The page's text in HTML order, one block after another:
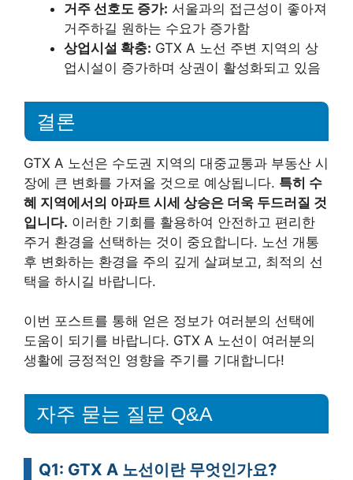
거주 선호도 증가: 서울과의 접근성이 좋아져
거주하길 원하는 수요가 증가함
상업시설 확충: GTX A 노선 주변 지역의 상
업시설이 증가하며 상권이 활성화되고 있음
결론
GTX A 노선은 수도권 지역의 대중교통과 부동산 시
장에 큰 변화를 가져올 것으로 예상됩니다. 특히 수
혜 지역에서의 아파트 시세 상승은 더욱 두드러질 것
입니다. 이러한 기회를 활용하여 안전하고 편리한
주거 환경을 선택하는 것이 중요합니다. 노선 개통
후 변화하는 환경을 주의 깊게 살펴보고, 최적의 선
택을 하시길 바랍니다.
이번 포스트를 통해 얻은 정보가 여러분의 선택에
도움이 되기를 바랍니다. GTX A 노선이 여러분의
생활에 긍정적인 영향을 주기를 기대합니다!
자주 묻는 질문 Q&A
Q1: GTX A 노선이란 무엇인가요?